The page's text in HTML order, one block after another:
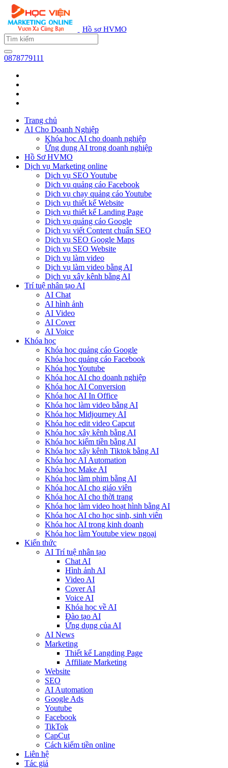
Hồ sơ HVMO
0878779111
Trang chủ
AI Cho Doanh Nghiệp
Khóa học AI cho doanh nghiệp
Ứng dụng AI trong doanh nghiệp
Hồ Sơ HVMO
Dịch vụ Marketing online
Dịch vụ SEO Youtube
Dịch vụ quảng cáo Facebook
Dịch vụ chạy quảng cáo Youtube
Dịch vụ thiết kế Website
Dịch vụ thiết kế Landing Page
Dịch vụ quảng cáo Google
Dịch vụ viết Content chuẩn SEO
Dịch vụ SEO Google Maps
Dịch vụ SEO Website
Dịch vụ làm video
Dịch vụ làm video bằng AI
Dịch vụ xây kênh bằng AI
Trí tuệ nhân tạo AI
AI Chat
AI hình ảnh
AI Video
AI Cover
AI Voice
Khóa học
Khóa học quảng cáo Google
Khóa học quảng cáo Facebook
Khóa học Youtube
Khóa học AI cho doanh nghiệp
Khóa học AI Conversion
Khóa học AI In Office
Khóa học làm video bằng AI
Khóa học Midjourney AI
Khóa học edit video Capcut
Khóa học xây kênh bằng AI
Khóa học kiếm tiền bằng AI
Khóa học xây kênh Tiktok bằng AI
Khóa học AI Automation
Khóa học Make AI
Khóa học làm phim bằng AI
Khóa học AI cho giáo viên
Khóa học AI cho thời trang
Khóa học làm video hoạt hình bằng AI
Khóa học AI cho học sinh, sinh viên
Khóa hoc AI trong kinh doanh
Khóa học làm Youtube view ngoại
Kiến thức
AI Trí tuệ nhân tạo
Chat AI
Hình ảnh AI
Video AI
Cover AI
Voice AI
Khóa học về AI
Đào tạo AI
Ứng dụng của AI
AI News
Marketing
Thiết kế Langding Page
Affiliate Marketing
Website
SEO
AI Automation
Google Ads
Youtube
Facebook
TikTok
CapCut
Cách kiếm tiền online
Liên hệ
Tác giả